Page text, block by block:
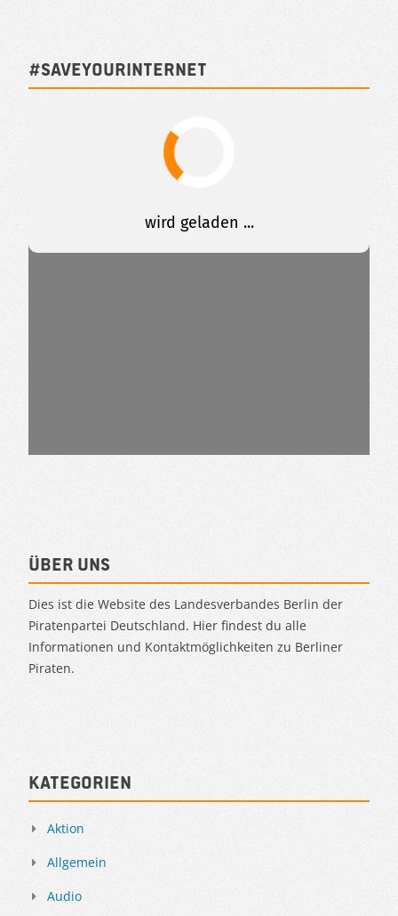
#SAVEYOURINTERNET
Über uns
Dies ist die Website des Landesverbandes Berlin der
Piratenpartei Deutschland. Hier findest du alle
Informationen und Kontaktmöglichkeiten zu Berliner
Piraten.
Kategorien
Aktion
Allgemein
Audio